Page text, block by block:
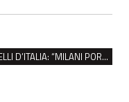
HELLWATT, SCONTRO SENZA FINE. FRATELLI D’ITALIA: “MILANI PORTA DOCUMENTI, DE FRANCO INSULTI”